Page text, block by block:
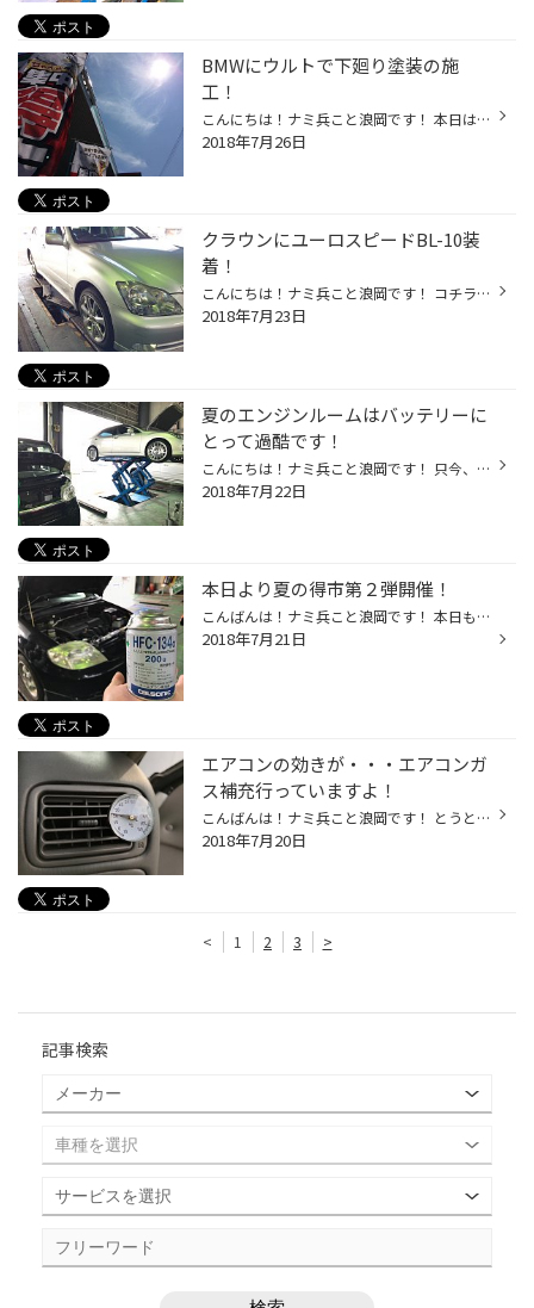
BMWにウルトで下廻り塗装の施
工！
こんにちは！ナミ兵こと浪岡です！ 本日は気温31℃の札幌です（気象庁HPデータより） 日差しがじりじり・・・ でも、どことなくカラっとしているお天気に感じます！ 暑い中ではございますが、 保科スタッフはウルトによる 下廻りの塗装を実施中です！ マスクしてなので呼吸がキツそう・・・ 今日なん...
2018年7月26日
クラウンにユーロスピードBL-10装
着！
こんにちは！ナミ兵こと浪岡です！ コチラのクラウンのお客様は タイヤがエア漏れすると言う事でご来店されました。 調べてみるとホイールとタイヤのすきまからエア漏れがしていました（汗 ホイールが腐食して来たり タイヤが硬くなってくると密着が悪くなり エア漏れしてくるケースがございます。 ...
2018年7月23日
夏のエンジンルームはバッテリーに
とって過酷です！
こんにちは！ナミ兵こと浪岡です！ 只今、夏の得市開催中の手稲店です♪ 本日も沢山のご来店ありがとうございます！ 朝からオイル交換でのご来店も多くいらっしゃっております！ オイル交換の際はエレメント交換もオススメですよ♪ 今回の得市は、チラシは出ていませんが タイヤご購入でご来店も頂き...
2018年7月22日
本日より夏の得市第２弾開催！
こんばんは！ナミ兵こと浪岡です！ 本日も昨日に引き続いて暑いですね（汗 本日もエアコンのガス補充依頼がありました（汗 昨年も補充されているようで、「もう２年くらいしか乗らないから」 という事で毎年補充されているようです！ 今回は２缶補充させていただきました！ 吹き出し口で20℃以上あっ...
2018年7月21日
エアコンの効きが・・・エアコンガ
ス補充行っていますよ！
こんばんは！ナミ兵こと浪岡です！ とうとう来ましたネ・・・この暑さに（汗 やっと夏らしい気候に（汗 この気温の関係でエアコンガスの補充のご依頼もありました。 気温が低いと冷えてるように感じてしまうのがエアコン！ いざ暑い時に使用すると、ぬるい・・・っと異変に気が付くのが現状です！ ...
2018年7月20日
< 1 2 3 >
記事検索